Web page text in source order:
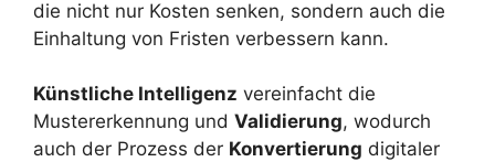
die nicht nur Kosten senken, sondern auch die
Einhaltung von Fristen verbessern kann.
Künstliche Intelligenz vereinfacht die
Mustererkennung und Validierung, wodurch
auch der Prozess der Konvertierung digitaler